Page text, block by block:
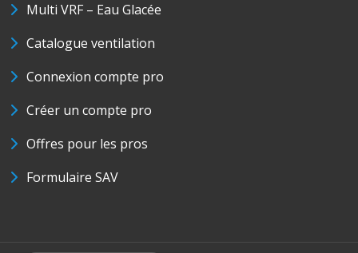
Multi VRF – Eau Glacée
Catalogue ventilation
Connexion compte pro
Créer un compte pro
Offres pour les pros
Formulaire SAV